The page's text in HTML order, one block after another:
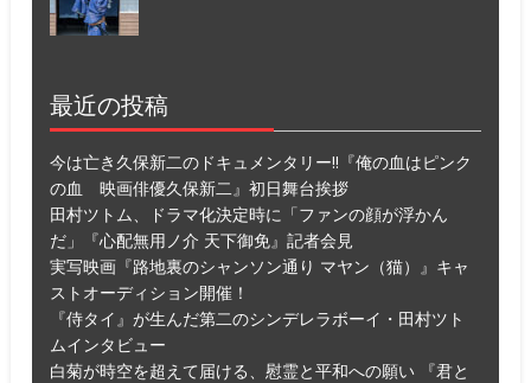
最近の投稿
今は亡き久保新二のドキュメンタリー!!『俺の血はピンク
の血 映画俳優久保新二』初日舞台挨拶
田村ツトム、ドラマ化決定時に「ファンの顔が浮かん
だ」『心配無用ノ介 天下御免』記者会見
実写映画『路地裏のシャンソン通り マヤン（猫）』キャ
ストオーディション開催！
『侍タイ』が生んだ第二のシンデレラボーイ・田村ツト
ムインタビュー
白菊が時空を超えて届ける、慰霊と平和への願い 『君と